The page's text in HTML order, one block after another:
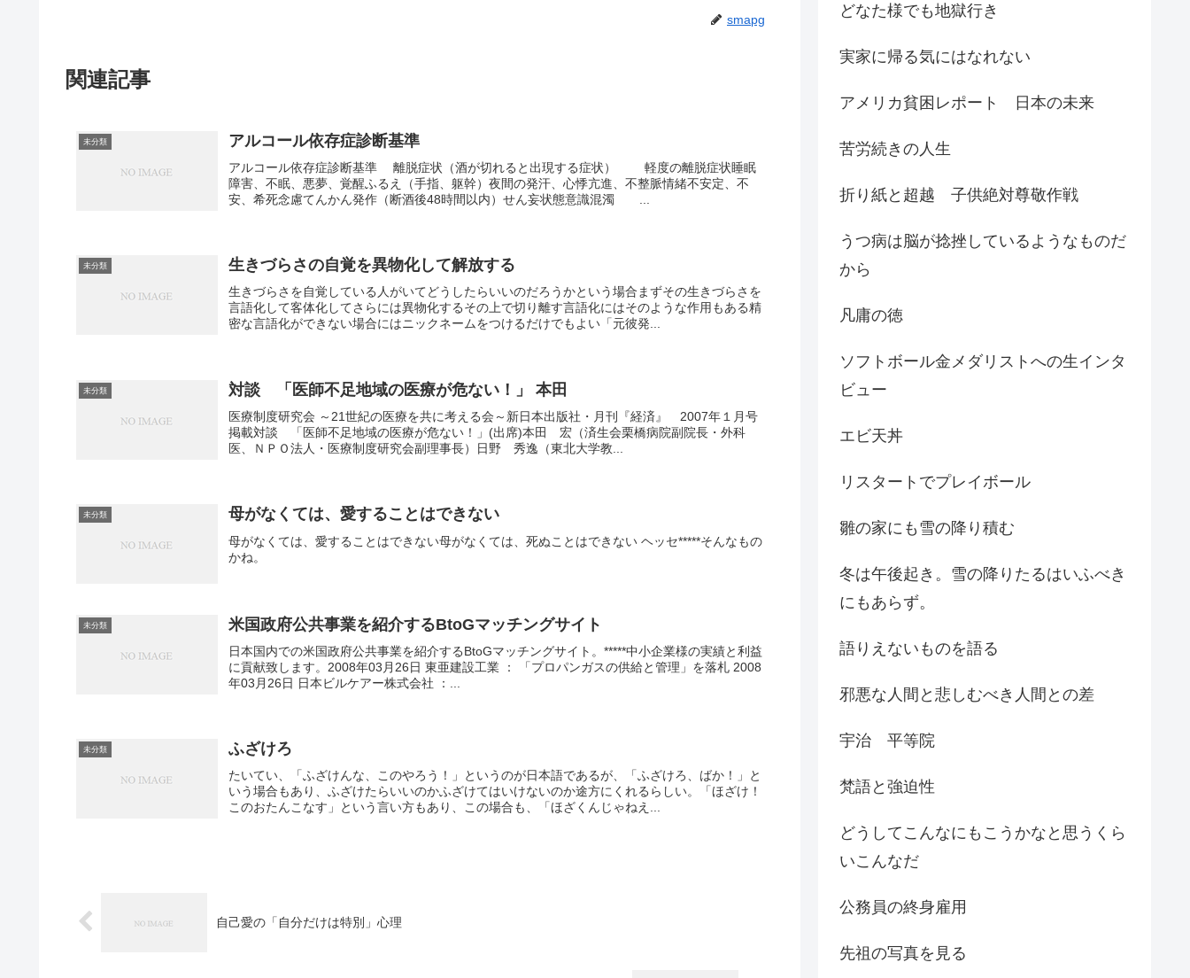
smapg
関連記事
未分類 アルコール依存症診断基準
アルコール依存症診断基準 離脱症状（酒が切れると出現する症状） 軽度の離脱症状睡眠
障害、不眠、悪夢、覚醒ふるえ（手指、躯幹）夜間の発汗、心悸亢進、不整脈情緒不安定、不
安、希死念慮てんかん発作（断酒後48時間以内）せん妄状態意識混濁 ...
未分類 生きづらさの自覚を異物化して解放する
生きづらさを自覚している人がいてどうしたらいいのだろうかという場合まずその生きづらさを
言語化して客体化してさらには異物化するその上で切り離す言語化にはそのような作用もある精
密な言語化ができない場合にはニックネームをつけるだけでもよい「元彼発...
未分類 対談 「医師不足地域の医療が危ない！」 本田
医療制度研究会 ～21世紀の医療を共に考える会～新日本出版社・月刊『経済』 2007年１月号
掲載対談 「医師不足地域の医療が危ない！」(出席)本田 宏（済生会栗橋病院副院長・外科
医、ＮＰＯ法人・医療制度研究会副理事長）日野 秀逸（東北大学教...
未分類 母がなくては、愛することはできない
母がなくては、愛することはできない母がなくては、死ぬことはできない ヘッセ*****そんなもの
かね。
未分類 米国政府公共事業を紹介するBtoGマッチングサイト
日本国内での米国政府公共事業を紹介するBtoGマッチングサイト。*****中小企業様の実績と利益
に貢献致します。2008年03月26日 東亜建設工業 ： 「プロパンガスの供給と管理」を落札 2008
年03月26日 日本ビルケアー株式会社 ：...
未分類 ふざけろ
たいてい、「ふざけんな、このやろう！」というのが日本語であるが、「ふざけろ、ばか！」と
いう場合もあり、ふざけたらいいのかふざけてはいけないのか途方にくれるらしい。「ほざけ！
このおたんこなす」という言い方もあり、この場合も、「ほざくんじゃねえ...
自己愛の「自分だけは特別」心理
どなた様でも地獄行き
実家に帰る気にはなれない
アメリカ貧困レポート 日本の未来
苦労続きの人生
折り紙と超越 子供絶対尊敬作戦
うつ病は脳が捻挫しているようなものだ
から
凡庸の徳
ソフトボール金メダリストへの生インタ
ビュー
エビ天丼
リスタートでプレイボール
雛の家にも雪の降り積む
冬は午後起き。雪の降りたるはいふべき
にもあらず。
語りえないものを語る
邪悪な人間と悲しむべき人間との差
宇治 平等院
梵語と強迫性
どうしてこんなにもこうかなと思うくら
いこんなだ
公務員の終身雇用
先祖の写真を見る